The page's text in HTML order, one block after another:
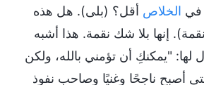
في الخلاص أقل؟ (بلى). هل هذه
إنها بلا شك نقمة. هذا أشبه
لها: "يمكنكِ أن تؤمني بالله، ولكن
أصبح ناجحًا وغنيًا وصاحب نفوذ